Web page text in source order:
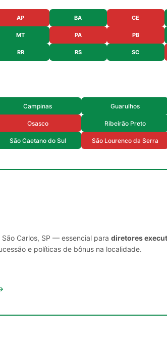
AP BA CE
MT PA PB
RR RS SC
Campinas Guarulhos
Osasco Ribeirão Preto
São Caetano do Sul São Lourenco da Serra
Carlos, SP — essencial para diretores
e políticas de bônus na localidade.